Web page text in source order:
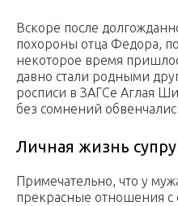
Вскоре после
похороны отца Федора,
некоторое время
давно стали родными
росписи в ЗАГСе Аглая
без сомнений
Личная жизнь
Примечательно, что у
прекрасные отношения с